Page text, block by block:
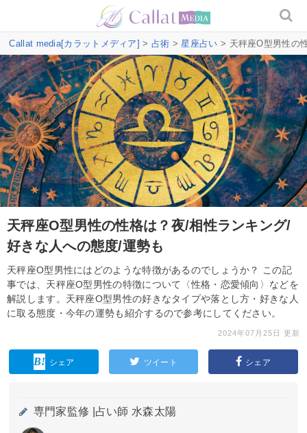
Callat media[カラットメディア] > 占術 >星座占い > 天秤座O型男性の
天秤座O型男性の性格は？夜/相性ランキング/
好きな人への態度/運勢も
天秤座O型男性にはどのような特徴があるのでしょうか？ この記
事では、天秤座O型男性の特徴について〈性格・恋愛傾向〉などを
解説します。天秤座O型男性の好きなタイプや落とし方・好きな人
に取る態度・今年の運勢も紹介するので参考にしてください。
2024年07月25日 更新
シェア ツイート シェア
専門家監修 | 占い師 水森太陽